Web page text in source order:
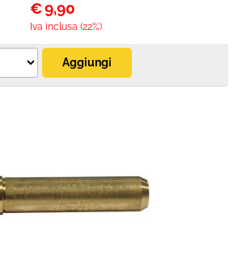
€9,90
Iva inclusa (22%)